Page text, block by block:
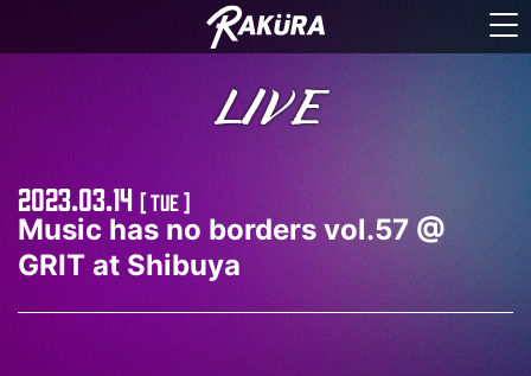
LIVE
2023.03.14 [ Tue ]
Music has no borders vol.57 @
GRIT at Shibuya